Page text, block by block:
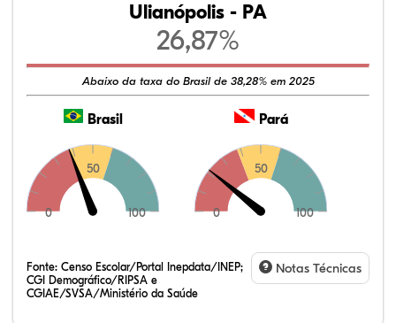
Ulianópolis - PA
26,87%
Abaixo da taxa do Brasil de 38,28% em 2025
Brasil
0
50
100
Pará
0
50
100
Fonte: Censo Escolar/Portal Inepdata/INEP;
CGI Demográfico/RIPSA e
CGIAE/SVSA/Ministério da Saúde
Notas Técnicas